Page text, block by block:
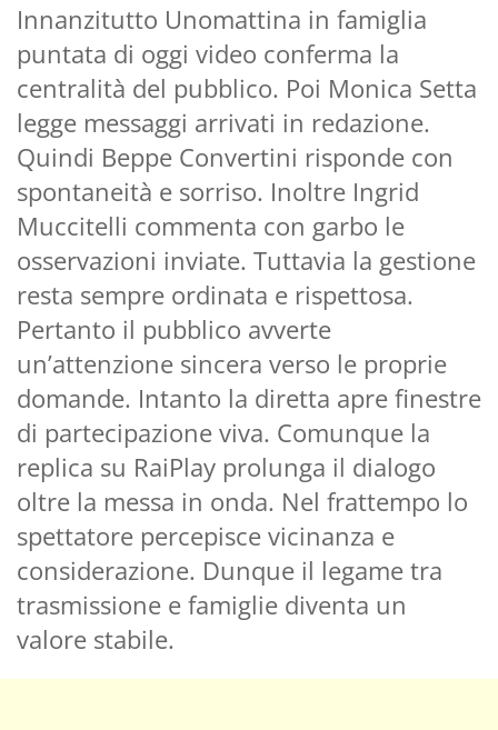
Innanzitutto Unomattina in famiglia
puntata di oggi video conferma la
centralità del pubblico. Poi Monica Setta
legge messaggi arrivati in redazione.
Quindi Beppe Convertini risponde con
spontaneità e sorriso. Inoltre Ingrid
Muccitelli commenta con garbo le
osservazioni inviate. Tuttavia la gestione
resta sempre ordinata e rispettosa.
Pertanto il pubblico avverte
un’attenzione sincera verso le proprie
domande. Intanto la diretta apre finestre
di partecipazione viva. Comunque la
replica su RaiPlay prolunga il dialogo
oltre la messa in onda. Nel frattempo lo
spettatore percepisce vicinanza e
considerazione. Dunque il legame tra
trasmissione e famiglie diventa un
valore stabile.